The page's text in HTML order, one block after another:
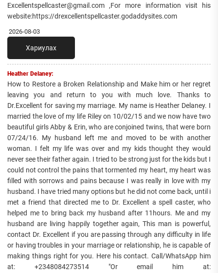
Excellentspellcaster@gmail.com ,For more information visit his
website:https://drexcellentspellcaster.godaddysites.com
2026-08-03
Хариулах
Heather Delaney:
How to Restore a Broken Relationship and Make him or her regret
leaving you and return to you with much love. Thanks to
Dr.Excellent for saving my marriage. My name is Heather Delaney. I
married the love of my life Riley on 10/02/15 and we now have two
beautiful girls Abby & Erin, who are conjoined twins, that were born
07/24/16. My husband left me and moved to be with another
woman. I felt my life was over and my kids thought they would
never see their father again. I tried to be strong just for the kids but I
could not control the pains that tormented my heart, my heart was
filled with sorrows and pains because I was really in love with my
husband. I have tried many options but he did not come back, until i
met a friend that directed me to Dr. Excellent a spell caster, who
helped me to bring back my husband after 11hours. Me and my
husband are living happily together again, This man is powerful,
contact Dr. Excellent if you are passing through any difficulty in life
or having troubles in your marriage or relationship, he is capable of
making things right for you. Here his contact. Call/WhatsApp him
at: +2348084273514 "Or email him at: